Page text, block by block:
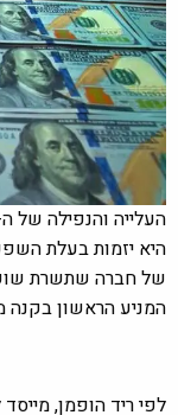
היא יזמות בעלת
של חברה שתשרת שוק
המניע הראשון בקנה
לפי ריד הופמן,